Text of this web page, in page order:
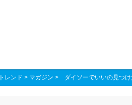
トレンド > マガジン > ダイソーでいいの見つ